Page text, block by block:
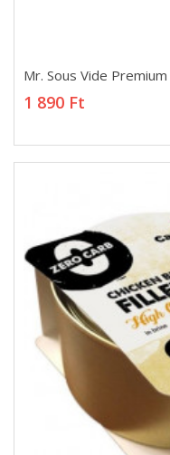
1 890 Ft
Mr. Sous Vide Premium
1 890 Ft